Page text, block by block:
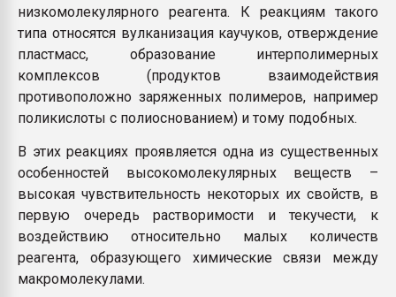
низкомолекулярного реагента. К реакциям такого
типа относятся вулканизация каучуков, отверждeние
пластмасс, образование интерполимерных
комплексов (продуктов взаимодействия
противоположно заряженных полимеров, например
поликислоты с полиоснованием) и тому подобных.
В этих реакциях проявляется одна из существенных
особенностей высокомолекулярных веществ –
высокая чувствительность некоторых их свойств, в
первую очередь растворимости и текучести, к
воздействию относительно малых количеств
реагента, образующего химические связи между
макромолекулами.